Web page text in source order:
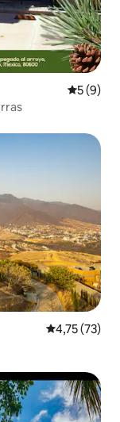
5 (9)
Gemiddelde
4,75 (73)